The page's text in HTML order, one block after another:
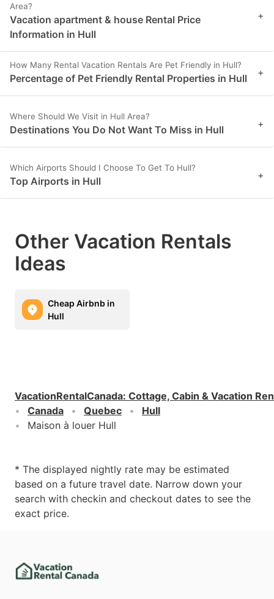
Area?
Vacation apartment & house Rental Price
Information in Hull
+
How Many Rental Vacation Rentals Are Pet Friendly in Hull?
Percentage of Pet Friendly Rental Properties in Hull +
Where Should We Visit in Hull Area?
Destinations You Do Not Want To Miss in Hull +
Which Airports Should I Choose To Get To Hull?
Top Airports in Hull +
Other Vacation Rentals
Ideas
Cheap Airbnb in
Hull
VacationRentalCanada: Cottage, Cabin & Vacation
Canada
Quebec
Hull
Maison à louer Hull
* The displayed nightly rate may be estimated
based on a future travel date. Narrow down your
search with checkin and checkout dates to see the
exact price.